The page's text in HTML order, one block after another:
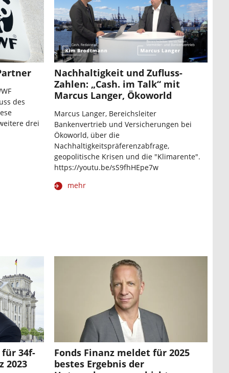
des
drei
Nachhaltigkeit und Zufluss-
Zahlen: „Cash. im Talk“ mit
Marcus Langer, Ökoworld
Marcus Langer, Bereichsleiter
Bankenvertrieb und Versicherungen bei
Ökoworld, über die
Nachhaltigkeitspräferenzabfrage,
geopolitische Krisen und die "Klimarente".
https://youtu.be/sS9fhHEpe7w
mehr
für 34f-
2023
Fonds Finanz meldet für 2025
bestes Ergebnis der